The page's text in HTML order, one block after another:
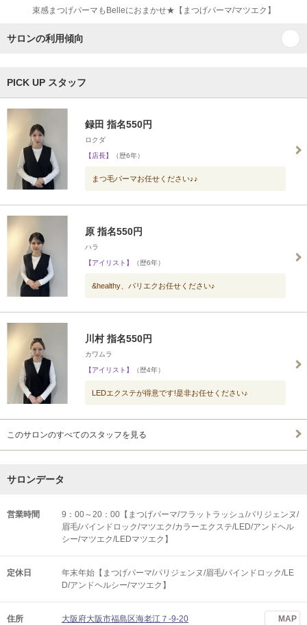
束感まつげパーマもBelleにおまかせ★【まつげパーマ/マツエク】
サロンの利用傾向
PICK UP スタッフ
録田 指名550円
ロクダ
【店長】 （歴6年）
まつ毛パーマお任せください♪♪
原 指名550円
ハラ
【アイリスト】 （歴6年）
&healthy、パリエクお任せください♪
川村 指名550円
カワムラ
【アイリスト】 （歴4年）
LEDエクステが得意です!是非お任せください♪
このサロンのすべてのスタッフを見る
サロンデータ
営業時間
9：00～20：00【まつげパーマ/フラットラッシュ/パリジェンヌ/
眉毛/バインドロック/マツエク/カラーエクステ/LED/アンドヘル
シー/マツエク/LEDマツエク】
定休日
年末年始【まつげパーマ/パリジェンヌ/眉毛/バインドロック/LE
D/アンドヘルシー/マツエク】
住所 大阪府大阪市福島区海老江７-9-20 MAP